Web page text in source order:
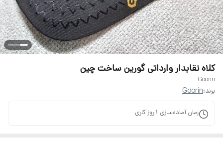
کلاه نقابدار وارداتی گورین ساخت چین
Goorin
برند:Goorin
زمان آماده‌سازی 1 روز کاری